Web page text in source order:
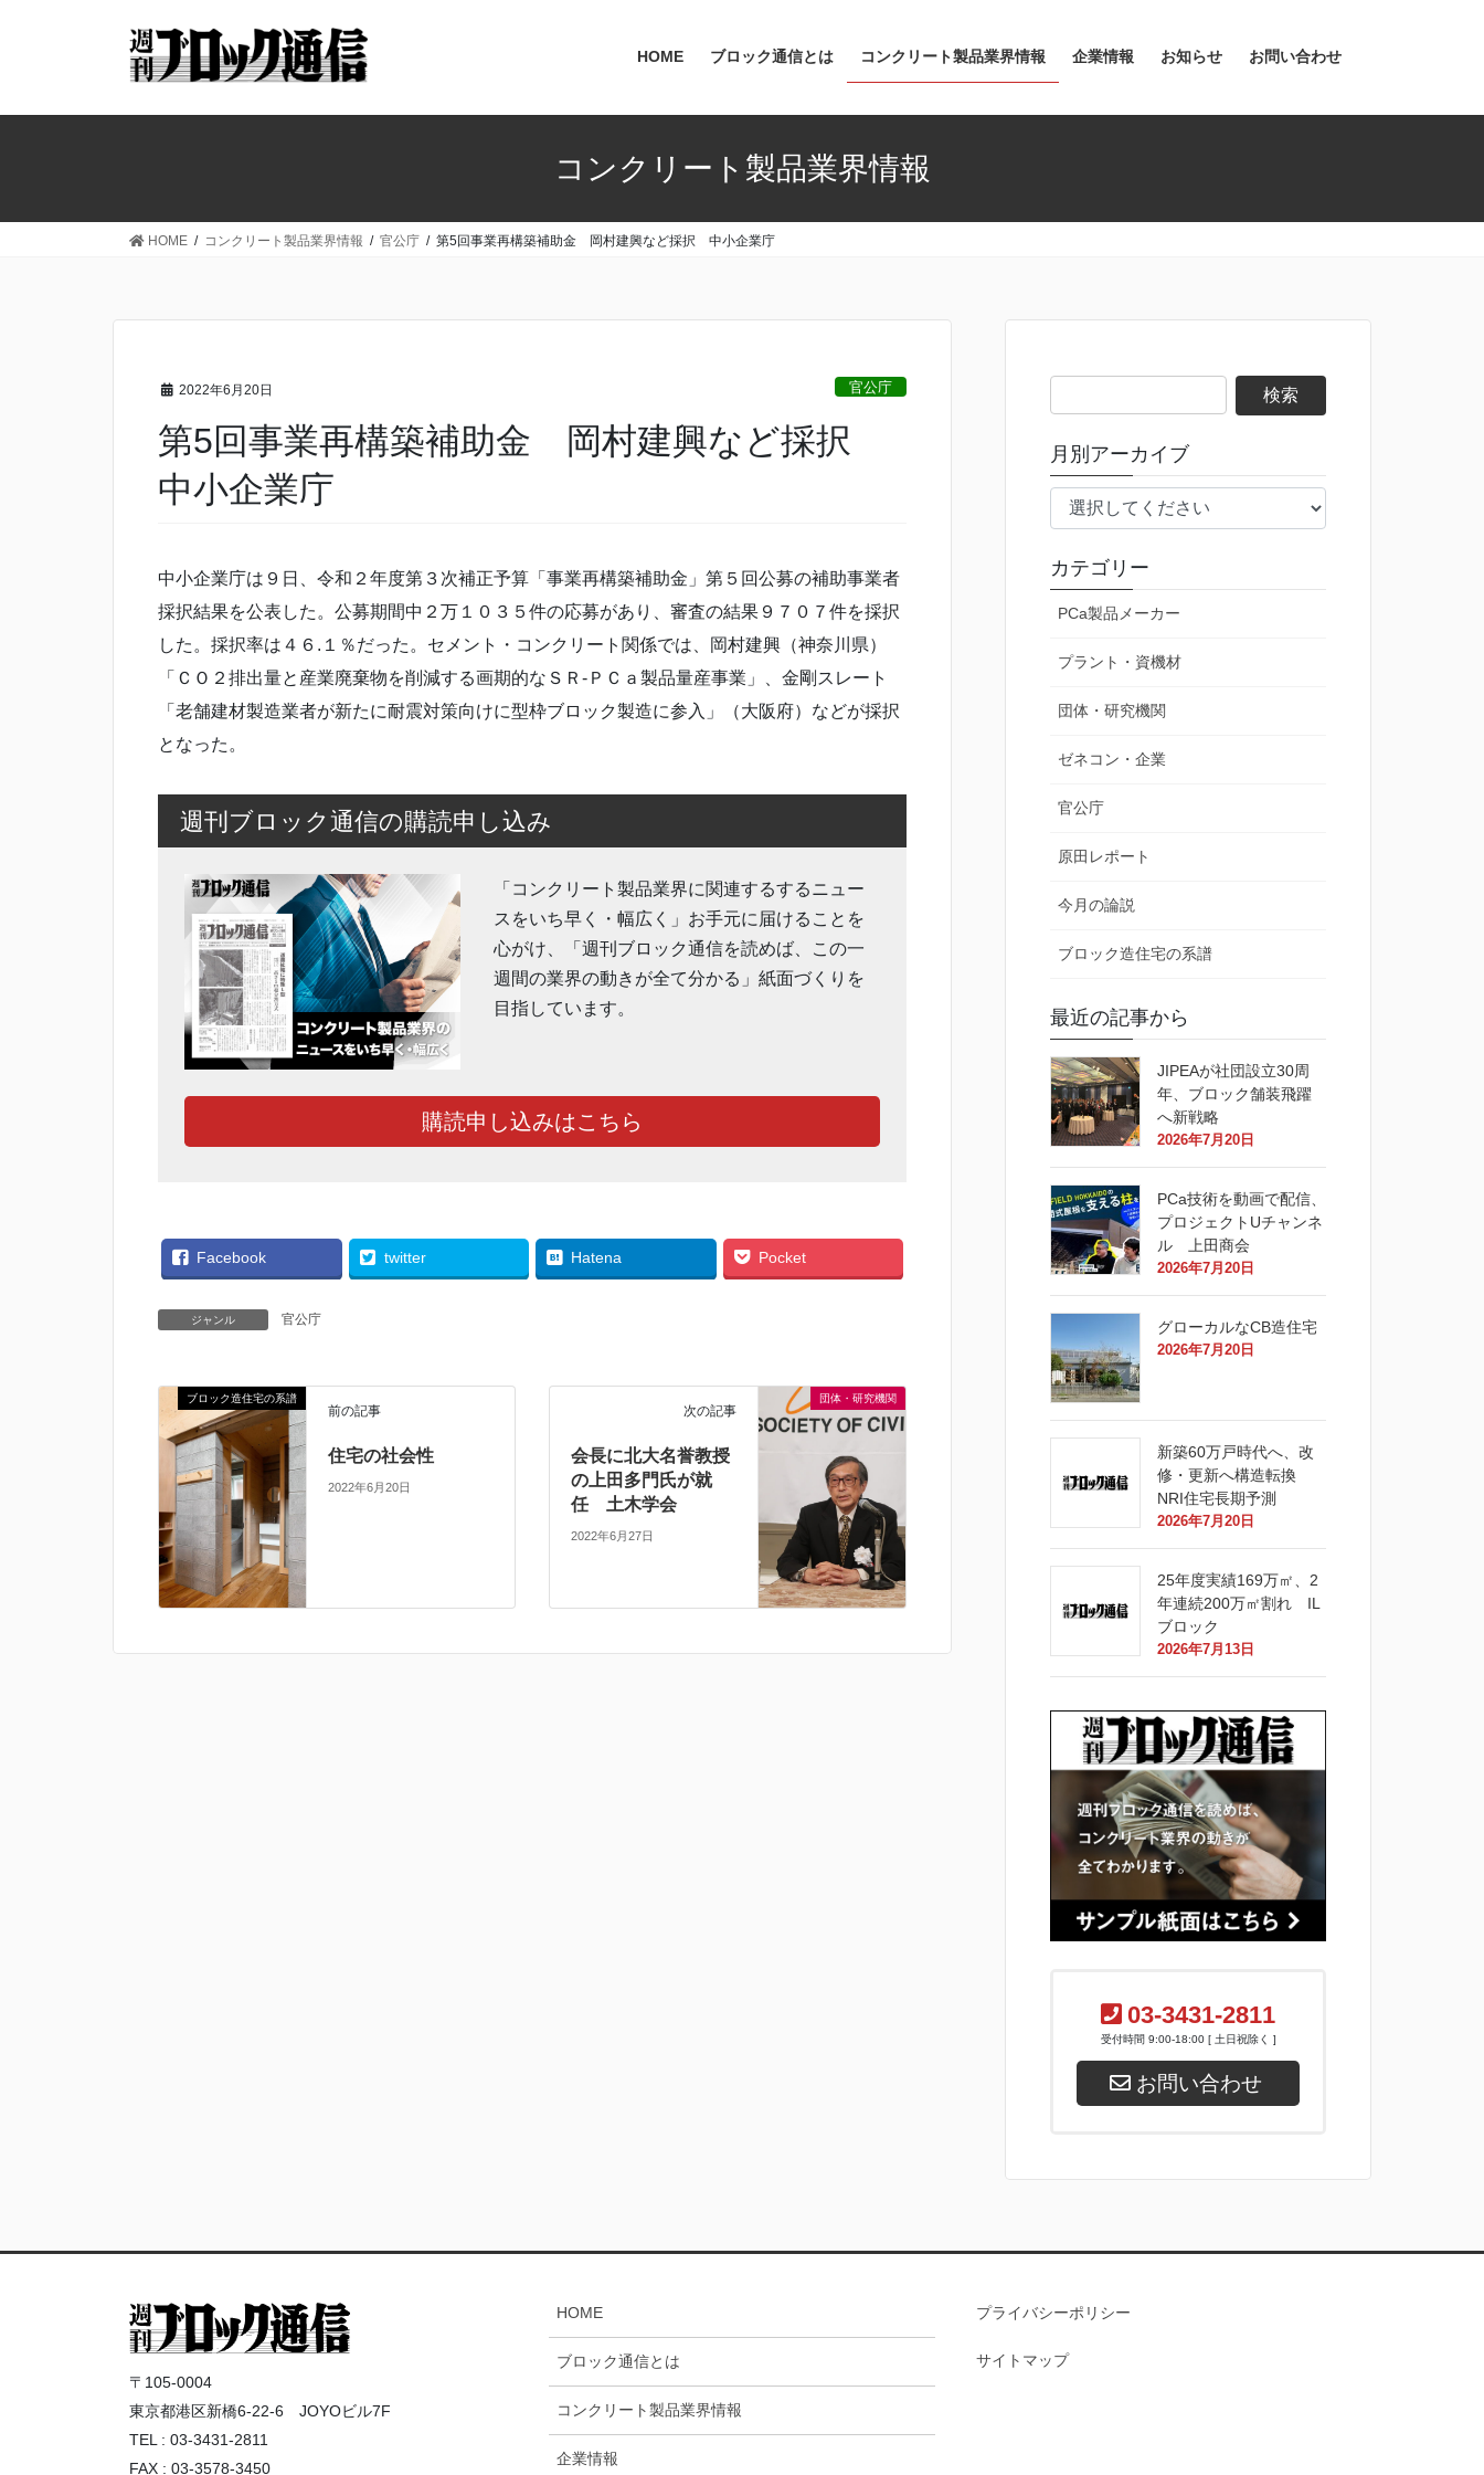
ツ
ッ
シ
移
HOME ブロック通信とは コンクリート製品業界情報 企業情報 お知らせ お問い合わせ
コンクリート製品業界情報
HOME コンクリート製品業界情報 官公庁 第5回事業再構築補助金 岡村建興など採択 中小企業庁
2022年6月20日 官公庁
第5回事業再構築補助金 岡村建興など採択
中小企業庁
中小企業庁は９日、令和２年度第３次補正予算「事業再構築補助金」第５回公募の補助事業者
採択結果を公表した。公募期間中２万１０３５件の応募があり、審査の結果９７０７件を採択
した。採択率は４６.１％だった。セメント・コンクリート関係では、岡村建興（神奈川県）
「ＣＯ２排出量と産業廃棄物を削減する画期的なＳＲ‐ＰＣａ製品量産事業」、金剛スレート
「老舗建材製造業者が新たに耐震対策向けに型枠ブロック製造に参入」（大阪府）などが採択
となった。
週刊ブロック通信の購読申し込み
「コンクリート製品業界に関連するするニュー
スをいち早く・幅広く」お手元に届けることを
心がけ、「週刊ブロック通信を読めば、この一
週間の業界の動きが全て分かる」紙面づくりを
目指しています。
購読申し込みはこちら
Facebook twitter Hatena Pocket
ジャンル 官公庁
ブロック造住宅の系譜
前の記事
住宅の社会性
2022年6月20日
団体・研究機関
次の記事
会長に北大名誉教授
の上田多門氏が就
任 土木学会
2022年6月27日
索:
月別アーカイブ
カテゴリー
PCa製品メーカー
プラント・資機材
団体・研究機関
ゼネコン・企業
官公庁
原田レポート
今月の論説
ブロック造住宅の系譜
最近の記事から
JIPEAが社団設立30周
年、ブロック舗装飛躍
へ新戦略
2026年7月20日
PCa技術を動画で配信、
プロジェクトUチャンネ
ル 上田商会
2026年7月20日
グローカルなCB造住宅
2026年7月20日
新築60万戸時代へ、改
修・更新へ構造転換
NRI住宅長期予測
2026年7月20日
25年度実績169万㎡、2
年連続200万㎡割れ IL
ブロック
2026年7月13日
03-3431-2811
受付時間 9:00-18:00 [ 土日祝除く ]
お問い合わせ
〒105-0004
東京都港区新橋6-22-6 JOYOビル7F
TEL : 03-3431-2811
FAX : 03-3578-3450
HOME
ブロック通信とは
コンクリート製品業界情報
企業情報
プライバシーポリシー
サイトマップ